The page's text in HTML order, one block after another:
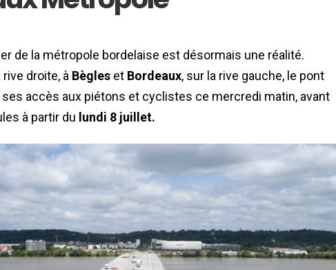
de la métropole bordelaise est désormais une réalité.
rive droite, à Bègles et Bordeaux, sur la rive gauche, le pont
accès aux piétons et cyclistes ce mercredi matin, avant
à partir du lundi 8 juillet.